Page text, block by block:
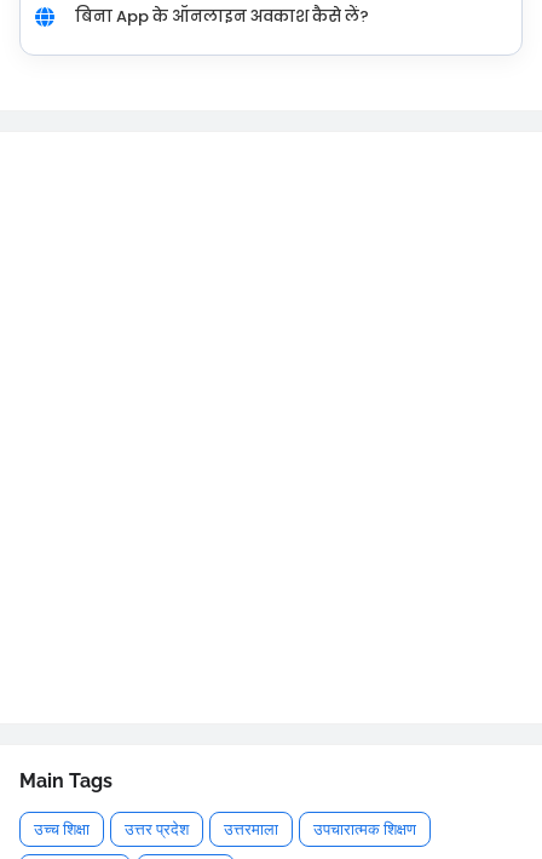
बिना App के ऑनलाइन अवकाश कैसे लें?
Main Tags
उच्च शिक्षा उत्तर प्रदेश उत्तरमाला उपचारात्मक शिक्षण